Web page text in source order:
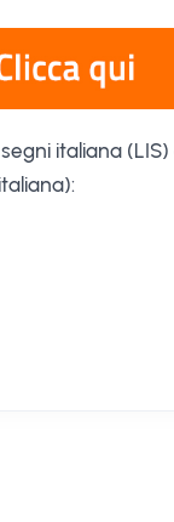
italiana